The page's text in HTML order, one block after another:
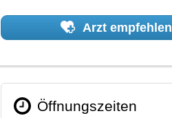
Arzt empfehlen
Öffnungszeiten